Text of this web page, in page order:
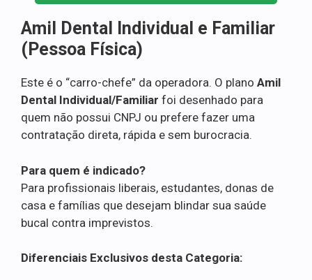
Amil Dental Individual e Familiar
(Pessoa Física)
Este é o “carro-chefe” da operadora. O plano Amil
Dental Individual/Familiar foi desenhado para
quem não possui CNPJ ou prefere fazer uma
contratação direta, rápida e sem burocracia.
Para quem é indicado?
Para profissionais liberais, estudantes, donas de
casa e famílias que desejam blindar sua saúde
bucal contra imprevistos.
Diferenciais Exclusivos desta Categoria: